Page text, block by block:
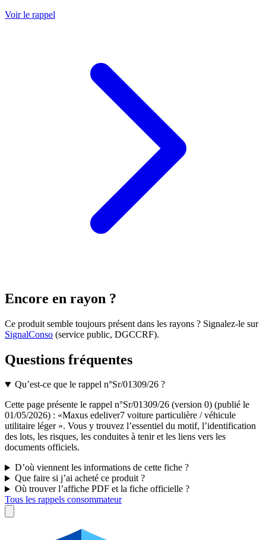
Voir le rappel
Encore en rayon ?
Ce produit semble toujours présent dans les rayons ? Signalez-le sur
SignalConso (service public, DGCCRF).
Questions fréquentes
Qu’est-ce que le rappel n°Sr/01309/26 ?
Cette page présente le rappel n°Sr/01309/26 (version 0) (publié le
01/05/2026) : «Maxus edeliver7 voiture particulière / véhicule
utilitaire léger ». Vous y trouvez l’essentiel du motif, l’identification
des lots, les risques, les conduites à tenir et les liens vers les
documents officiels.
D’où viennent les informations de cette fiche ?
Que faire si j’ai acheté ce produit ?
Où trouver l’affiche PDF et la fiche officielle ?
Tous les rappels consommateur